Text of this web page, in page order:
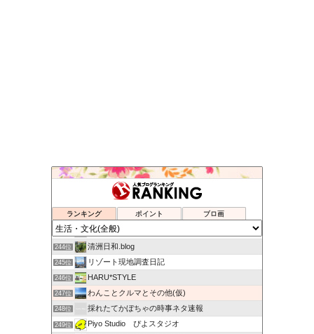
ランキング ポイント ブロ画
通販でニコニコ生活
（中華朝鮮）民主党から日本を守る！
242位 skog BLOG
243位 ミニママのblog
244位 清洲日和.blog
245位 リゾート現地調査日記
246位 HARU*STYLE
247位 わんことクルマとその他(仮)
248位 採れたてかぼちゃの時事ネタ速報
249位 Piyo Studio ぴよスタジオ